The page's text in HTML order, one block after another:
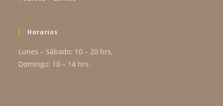
Horarios
Lunes – Sábado: 10 – 20 hrs.
Domingo: 10 – 14 hrs.